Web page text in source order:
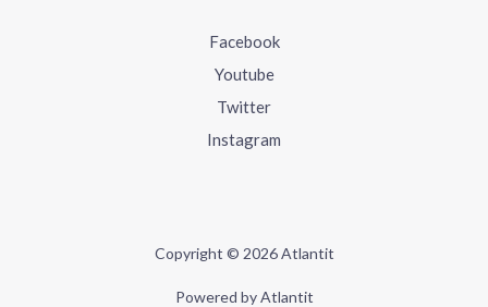
Facebook
Youtube
Twitter
Instagram
Copyright © 2026 Atlantit
Powered by Atlantit